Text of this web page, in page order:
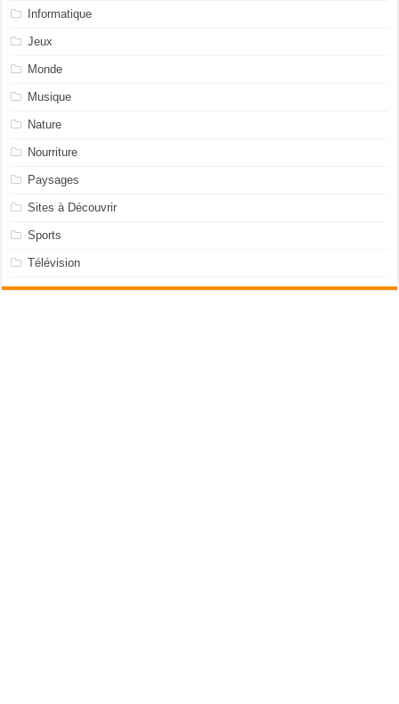
Informatique
Jeux
Monde
Musique
Nature
Nourriture
Paysages
Sites à Découvrir
Sports
Télévision